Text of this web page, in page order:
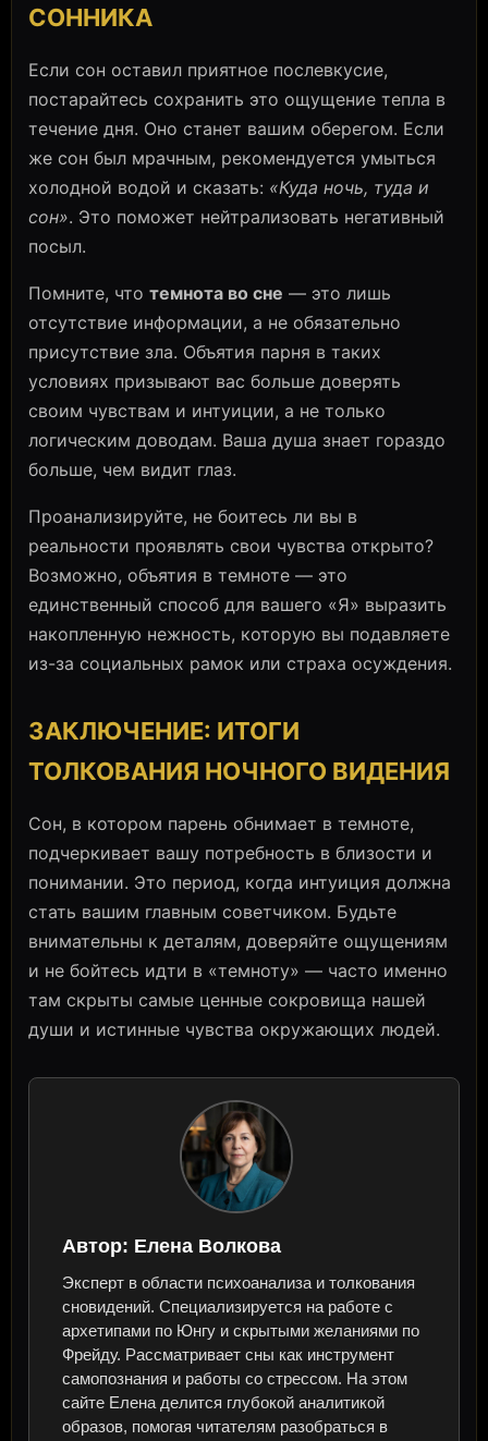
СОННИКА
Если сон оставил приятное послевкусие,
постарайтесь сохранить это ощущение тепла в
течение дня. Оно станет вашим оберегом. Если
же сон был мрачным, рекомендуется умыться
холодной водой и сказать: «Куда ночь, туда и
сон». Это поможет нейтрализовать негативный
посыл.
Помните, что темнота во сне — это лишь
отсутствие информации, а не обязательно
присутствие зла. Объятия парня в таких
условиях призывают вас больше доверять
своим чувствам и интуиции, а не только
логическим доводам. Ваша душа знает гораздо
больше, чем видит глаз.
Проанализируйте, не боитесь ли вы в
реальности проявлять свои чувства открыто?
Возможно, объятия в темноте — это
единственный способ для вашего «Я» выразить
накопленную нежность, которую вы подавляете
из-за социальных рамок или страха осуждения.
ЗАКЛЮЧЕНИЕ: ИТОГИ
ТОЛКОВАНИЯ НОЧНОГО ВИДЕНИЯ
Сон, в котором парень обнимает в темноте,
подчеркивает вашу потребность в близости и
понимании. Это период, когда интуиция должна
стать вашим главным советчиком. Будьте
внимательны к деталям, доверяйте ощущениям
и не бойтесь идти в «темноту» — часто именно
там скрыты самые ценные сокровища нашей
души и истинные чувства окружающих людей.
Автор: Елена Волкова
Эксперт в области психоанализа и толкования
сновидений. Специализируется на работе с
архетипами по Юнгу и скрытыми желаниями по
Фрейду. Рассматривает сны как инструмент
самопознания и работы со стрессом. На этом
сайте Елена делится глубокой аналитикой
образов, помогая читателям разобраться в